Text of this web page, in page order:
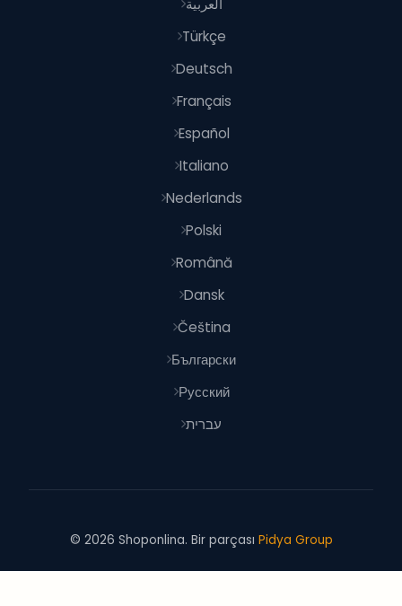
Türkçe
Deutsch
Français
Español
Italiano
Nederlands
Polski
Română
Dansk
Čeština
Български
Русский
עברית
© 2026 Shoponlina. Bir parçası Pidya Group